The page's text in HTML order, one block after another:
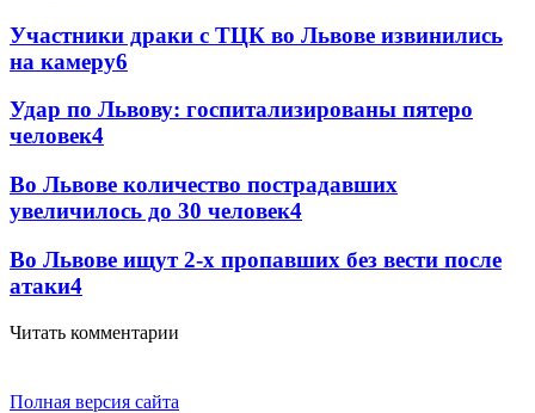
Участники драки с ТЦК во Львове извинились
на камеру6
Удар по Львову: госпитализированы пятеро
человек4
Во Львове количество пострадавших
увеличилось до 30 человек4
Во Львове ищут 2-х пропавших без вести после
атаки4
Читать комментарии
Полная версия сайта